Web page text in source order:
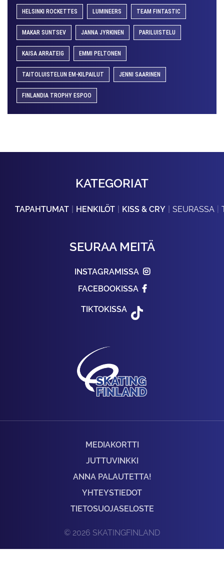
HELSINKI ROCKETTES LUMINEERS TEAM FINTASTIC
MAKAR SUNTSEV JANNA JYRKINEN PARILUISTELU
KAISA ARRATEIG EMMI PELTONEN
TAITOLUISTELUN EM-KILPAILUT JENNI SAARINEN
FINLANDIA TROPHY ESPOO
KATEGORIAT
TAPAHTUMAT HENKILÖT KISS & CRY SEURASSA
SEURAA MEITÄ
INSTAGRAMISSA
FACEBOOKISSA
TIKTOKISSA
MEDIAKORTTI
JUTTUVINKKI
ANNA PALAUTETTA!
YHTEYSTIEDOT
TIETOSUOJASELOSTE
© 2026 SKATINGFINLAND